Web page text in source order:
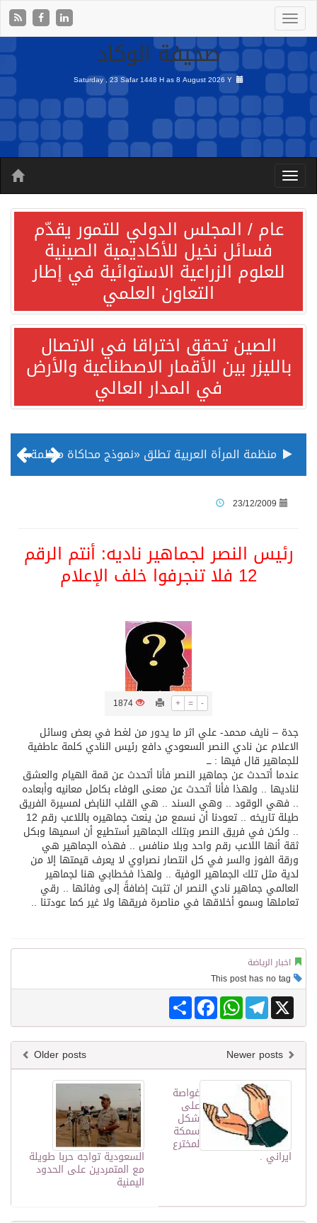
صحيفة الوكاد
Saturday , 23 Safar 1448 H as8 August 2026 Y
عام / المجلس الدولي للتمور يقدّم
فسائل نخيل للأكاديمية الصينية
للعلوم الزراعية الاستوائية في إطار
التعاون العلمي
الصين تحقق اختراقا في الاتصال
بالليزر بين الأقمار الاصطناعية والأرض
في المدار العالي
منظمة المرأة العربية تطلق «نموذج محاكاة منظمة المرأة العربية للشباب» بمشاركة 10 دول عربية..غدًا
ثلة من الضابطات في الجييش الكويتي
كسوة الكعبة تعتلي البيت العتيق
“سبيس إكس” تطلق 24 قمرًا صناعيًا جديدًا إلى الفضاء
23/12/2009
رئيس النصر لجماهير ناديه: أنتم الرقم
12 فلا تنجرفوا خلف الإعلام
+ = -
1874
جدة – نايف محمد- علي اثر ما يدور من لغط في بعض وسائل
الاعلام عن نادي النصر السعودي دافع رئيس النادي كلمة عاطفية
للجماهير قال فيها : ـــ
عندما أتحدث عن جماهير النصر فأنا أتحدث عن قمة الهيام والعشق
لناديها .. ولهذا فأنا أتحدث عن معنى الوفاء بكامل معانيه وأبعاده
.. فهي الوقود .. وهي السند .. هي القلب النابض لمسيرة الفريق
طيلة تاريخه .. تعودنا أن نسمع من ينعت جماهيره باللاعب رقم 12
.. ولكن في فريق النصر وبتلك الجماهير أستطيع أن اسميها وبكل
ثقة أنها اللاعب رقم واحد وبلا منافس .. فهذه الجماهير هي
ورقة الفوز والسر في كل انتصار نصراوي لا يعرف قيمتها إلا من
لدية مثل تلك الجماهير الوفية .. ولهذا فخطابي هنا لجماهير
العالمي جماهير نادي النصر ان تثبت إضافةً إلى وفائها .. رقي
تعاملها وسمو أخلاقها في مناصرة فريقها ولا غير كما عودتنا ..
اخبار الرياضة
Share
FacebookWhatsAppTelegram X
Older posts
السعودية تواجه حربا طويلة
مع المتمردين على الحدود
اليمنية
غواصة
على
شكل
سمكة
لمخترع
ايراني .